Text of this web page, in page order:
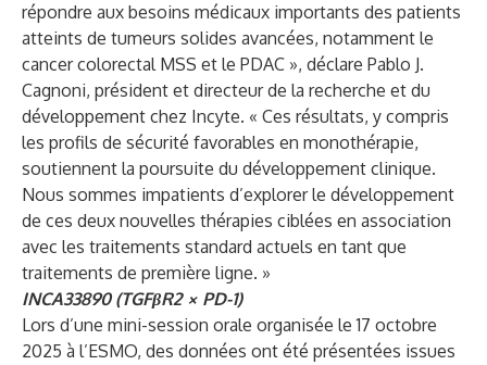
répondre aux besoins médicaux importants des patients
atteints de tumeurs solides avancées, notamment le
cancer colorectal MSS et le PDAC », déclare Pablo J.
Cagnoni, président et directeur de la recherche et du
développement chez Incyte. « Ces résultats, y compris
les profils de sécurité favorables en monothérapie,
soutiennent la poursuite du développement clinique.
Nous sommes impatients d’explorer le développement
de ces deux nouvelles thérapies ciblées en association
avec les traitements standard actuels en tant que
traitements de première ligne. »
INCA33890 (TGFβR2 × PD-1)
Lors d’une mini-session orale organisée le 17 octobre
2025 à l’ESMO, des données ont été présentées issues